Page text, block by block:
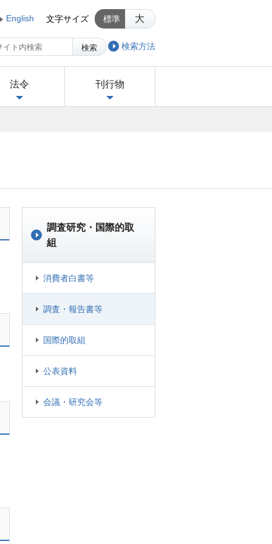
文字サイズ 標準 大
English
検索 検索方法
法令 刊行物
調査研究・国際的取
組
消費者白書等
調査・報告書等
国際的取組
公表資料
会議・研究会等